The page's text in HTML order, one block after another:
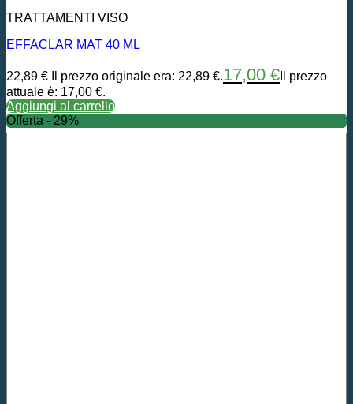
TRATTAMENTI VISO
EFFACLAR MAT 40 ML
22,89€ Il prezzo originale era: 22,89 €.17,00 € Il prezzo
attuale è: 17,00 €.
Aggiungi al carrello
Offerta - 29%